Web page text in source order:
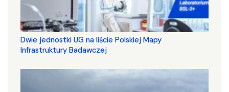
Dwie jednostki UG na liście Polskiej Mapy
Infrastruktury Badawczej